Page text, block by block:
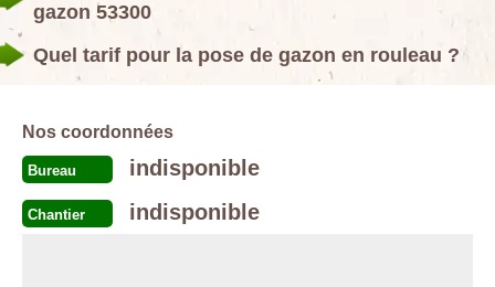
gazon 53300
Quel tarif pour la pose de gazon en rouleau ?
Nos coordonnées
Bureau indisponible
Chantier indisponible